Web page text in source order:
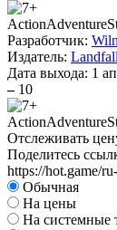
ActionAdventure
Разработчик:
Издатель: Landfall
Дата выхода: 1
– 10
ActionAdventure
Отслеживать
Поделитесь
https://hot.game/
Обычная
На цены
На системные